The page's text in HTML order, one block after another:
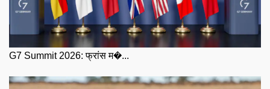
G7 Summit 2026: फ्रांस म�...